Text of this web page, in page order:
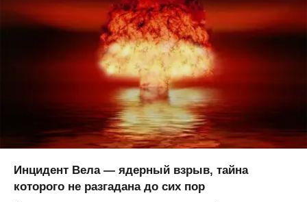
Инцидент Вела — ядерный взрыв, тайна
которого не разгадана до сих пор